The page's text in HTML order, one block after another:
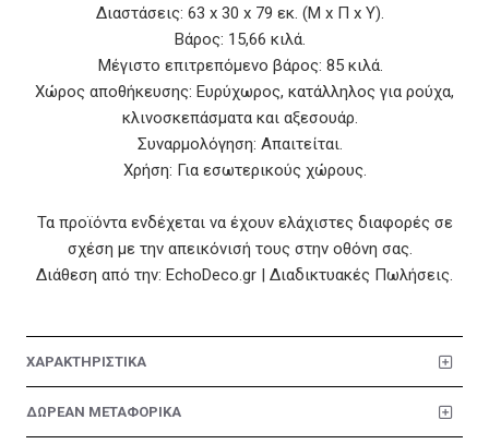
Διαστάσεις: 63 x 30 x 79 εκ. (Μ x Π x Υ).
Βάρος: 15,66 κιλά.
Μέγιστο επιτρεπόμενο βάρος: 85 κιλά.
Χώρος αποθήκευσης: Ευρύχωρος, κατάλληλος για ρούχα,
κλινοσκεπάσματα και αξεσουάρ.
Συναρμολόγηση: Απαιτείται.
Χρήση: Για εσωτερικούς χώρους.
Τα προϊόντα ενδέχεται να έχουν ελάχιστες διαφορές σε
σχέση με την απεικόνισή τους στην οθόνη σας.
Διάθεση από την: EchoDeco.gr | Διαδικτυακές Πωλήσεις.
ΧΑΡΑΚΤΗΡΙΣΤΙΚΑ
ΔΩΡΕΑΝ ΜΕΤΑΦΟΡΙΚΑ